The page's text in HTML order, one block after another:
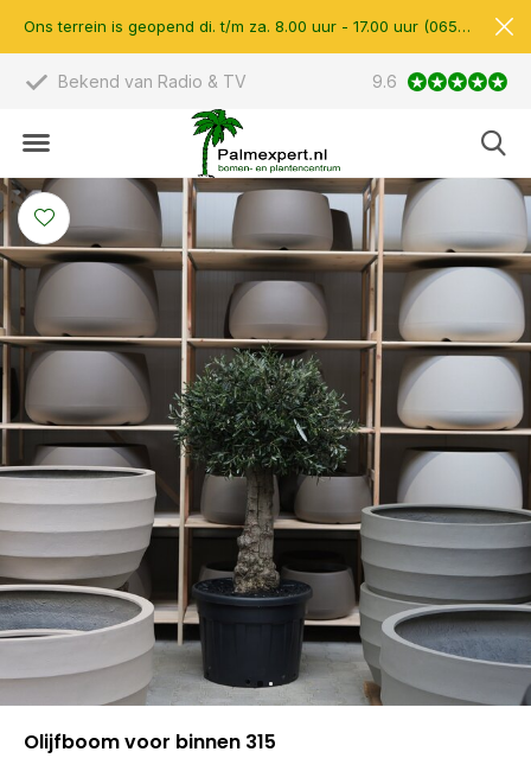
Bekend van Radio & TV Scherpe prijzen
9.6
Ons terrein is geopend di. t/m za. 8.00 uur - 17.00 uur (0657510597)
Olijfboom voor binnen 315